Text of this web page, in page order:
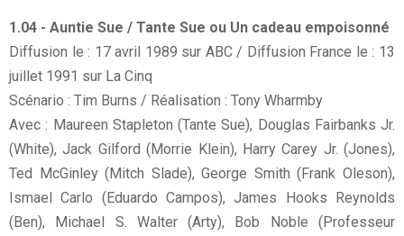
1.04 - Auntie Sue / Tante Sue ou Un cadeau empoisonné
Diffusion le : 17 avril 1989 sur ABC / Diffusion France le : 13
juillet 1991 sur La Cinq
Scénario : Tim Burns / Réalisation : Tony Wharmby
Avec : Maureen Stapleton (Tante Sue), Douglas Fairbanks Jr.
(White), Jack Gilford (Morrie Klein), Harry Carey Jr. (Jones),
Ted McGinley (Mitch Slade), George Smith (Frank Oleson),
Ismael Carlo (Eduardo Campos), James Hooks Reynolds
(Ben), Michael S. Walter (Arty), Bob Noble (Professeur